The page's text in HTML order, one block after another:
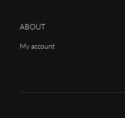
ABOUT
My account